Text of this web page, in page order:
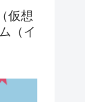
仮想
（イ